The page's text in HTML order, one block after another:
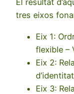
El resultat
tres eixos
Eix 1:
flexible –
Eix 2:
Eix 3: